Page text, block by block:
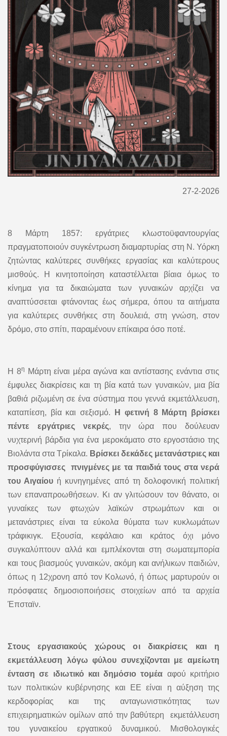
27-2-2026
8 Μάρτη 1857: εργάτριες κλωστοϋφαντουργίας
πραγματοποιούν συγκέντρωση διαμαρτυρίας στη Ν. Υόρκη
ζητώντας καλύτερες συνθήκες εργασίας και καλύτερους
μισθούς. Η κινητοποίηση καταστέλλεται βίαια όμως το
κίνημα για τα δικαιώματα των γυναικών αρχίζει να
αναπτύσσεται φτάνοντας έως σήμερα, όπου τα αιτήματα
για καλύτερες συνθήκες στη δουλειά, στη γνώση, στον
δρόμο, στο σπίτι, παραμένουν επίκαιρα όσο ποτέ.
Η 8η
Μάρτη είναι μέρα αγώνα και αντίστασης ενάντια στις
έμφυλες διακρίσεις και τη βία κατά των γυναικών, μια βία
βαθιά ριζωμένη σε ένα σύστημα που γεννά εκμετάλλευση,
καταπίεση, βία και σεξισμό. Η φετινή 8 Μάρτη βρίσκει
πέντε εργάτριες νεκρές, την ώρα που δούλευαν
νυχτερινή βάρδια για ένα μεροκάματο στο εργοστάσιο της
Βιολάντα στα Τρίκαλα. Βρίσκει δεκάδες μετανάστριες και
προσφύγισσες πνιγμένες με τα παιδιά τους στα νερά
του Αιγαίου ή κυνηγημένες από τη δολοφονική πολιτική
των επαναπροωθήσεων. Κι αν γλιτώσουν τον θάνατο, οι
γυναίκες των φτωχών λαϊκών στρωμάτων και οι
μετανάστριες είναι τα εύκολα θύματα των κυκλωμάτων
τράφικιγκ. Εξουσία, κεφάλαιο και κράτος όχι μόνο
συγκαλύπτουν αλλά και εμπλέκονται στη σωματεμπορία
και τους βιασμούς γυναικών, ακόμη και ανήλικων παιδιών,
όπως η 12χρονη από τον Κολωνό, ή όπως μαρτυρούν οι
πρόσφατες δημοσιοποιήσεις στοιχείων από τα αρχεία
Έπσταϊν.
Στους εργασιακούς χώρους οι διακρίσεις και η
εκμετάλλευση λόγω φύλου συνεχίζονται με αμείωτη
ένταση σε ιδιωτικό και δημόσιο τομέα αφού κριτήριο
των πολιτικών κυβέρνησης και ΕΕ είναι η αύξηση της
κερδοφορίας και της ανταγωνιστικότητας των
επιχειρηματικών ομίλων από την βαθύτερη εκμετάλλευση
του γυναικείου εργατικού δυναμικού. Μισθολογικές